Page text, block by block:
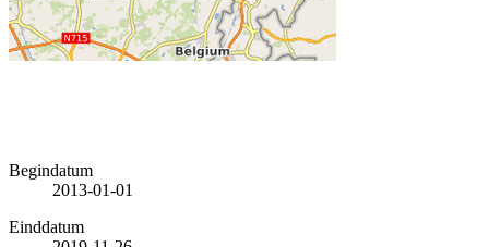
Begindatum
2013-01-01
Einddatum